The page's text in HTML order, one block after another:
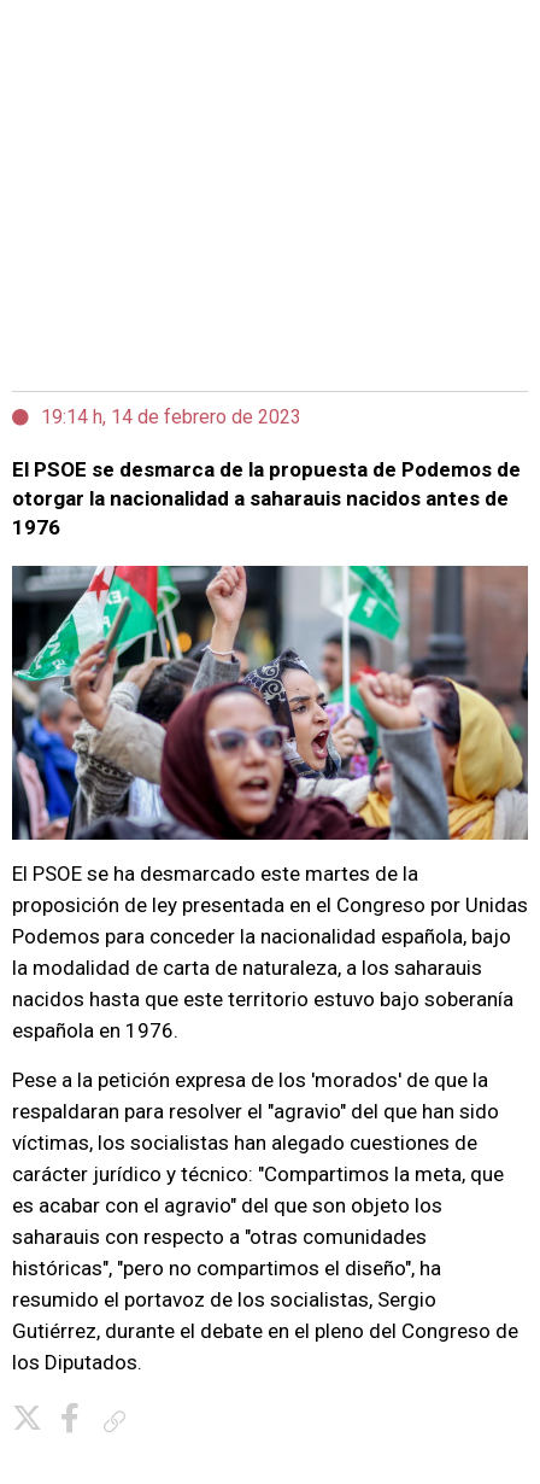
19:14 h, 14 de febrero de 2023
El PSOE se desmarca de la propuesta de Podemos de
otorgar la nacionalidad a saharauis nacidos antes de
1976
El PSOE se ha desmarcado este martes de la
proposición de ley presentada en el Congreso por Unidas
Podemos para conceder la nacionalidad española, bajo
la modalidad de carta de naturaleza, a los saharauis
nacidos hasta que este territorio estuvo bajo soberanía
española en 1976.
Pese a la petición expresa de los 'morados' de que la
respaldaran para resolver el "agravio" del que han sido
víctimas, los socialistas han alegado cuestiones de
carácter jurídico y técnico: "Compartimos la meta, que
es acabar con el agravio" del que son objeto los
saharauis con respecto a "otras comunidades
históricas", "pero no compartimos el diseño", ha
resumido el portavoz de los socialistas, Sergio
Gutiérrez, durante el debate en el pleno del Congreso de
los Diputados.